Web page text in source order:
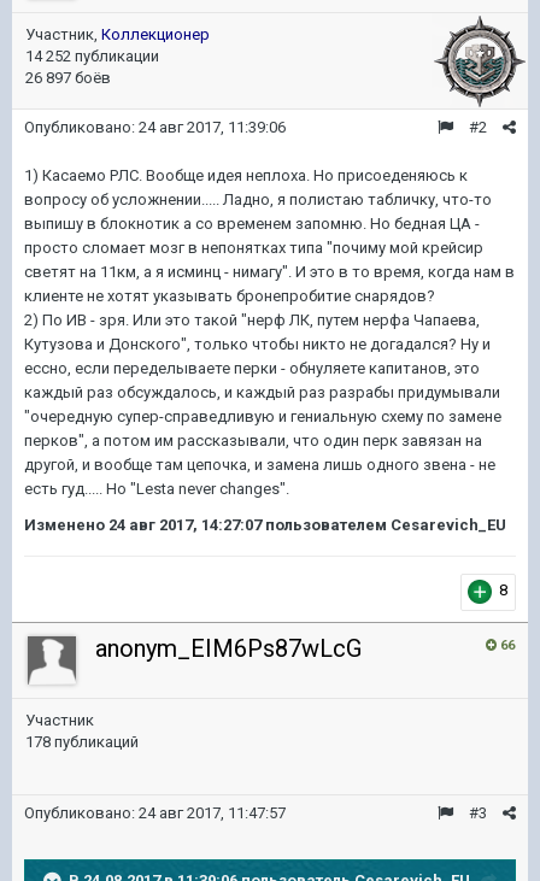
Участник, Коллекционер
14 252 публикации
26 897 боёв
#2
Опубликовано: 24 авг 2017, 11:39:06
1) Касаемо РЛС. Вообще идея неплоха. Но присоеденяюсь к
вопросу об усложнении..... Ладно, я полистаю табличку, что-то
выпишу в блокнотик а со временем запомню. Но бедная ЦА -
просто сломает мозг в непонятках типа "почиму мой крейсир
светят на 11км, а я исминц - нимагу". И это в то время, когда нам в
клиенте не хотят указывать бронепробитие снарядов?
2) По ИВ - зря. Или это такой "нерф ЛК, путем нерфа Чапаева,
Кутузова и Донского", только чтобы никто не догадался? Ну и
ессно, если переделываете перки - обнуляете капитанов, это
каждый раз обсуждалось, и каждый раз разрабы придумывали
"очередную супер-справедливую и гениальную схему по замене
перков", а потом им рассказывали, что один перк завязан на
другой, и вообще там цепочка, и замена лишь одного звена - не
есть гуд..... Но "Lesta never changes".
Изменено 24 авг 2017, 14:27:07пользователем Cesarevich_EU
8
66
anonym_EIM6Ps87wLcG
Участник
178 публикаций
#3
Опубликовано: 24 авг 2017, 11:47:57